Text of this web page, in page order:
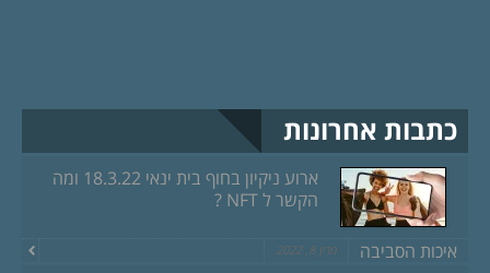
כתבות אחרונות
ארוע ניקיון בחוף בית ינאי 18.3.22 ומה
הקשר ל NFT ?
איכות הסביבה מרץ 8, 2022